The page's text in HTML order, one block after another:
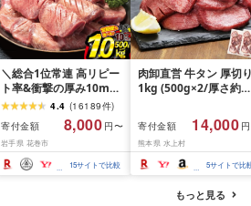
＼総合1位常連 高リピー
ト率&衝撃の厚み10mm
厚切り牛タン 塩味/ ≪ス
ピード発送!!10営業日以
内発送≫ 選べる内容量
500g / 1kg 定期便 毎月
届く 牛肉 肉 BBQ ふるさ
と 人気 ランキング 岩手
4.4 (16189件)
寄付金額
8,000 円〜
岩手県 花巻市
15サイトで比較
肉卸直営 牛タン 厚切
1kg (500g×2/厚さ約
牛肉 焼肉 冷凍 スライ
業務用 バーベキュー
BBQ おつまみ ギフト
祝い お中元 夏ギフト
寄付金額 14,000
熊本県 水上村
5サイトで比
もっと見る